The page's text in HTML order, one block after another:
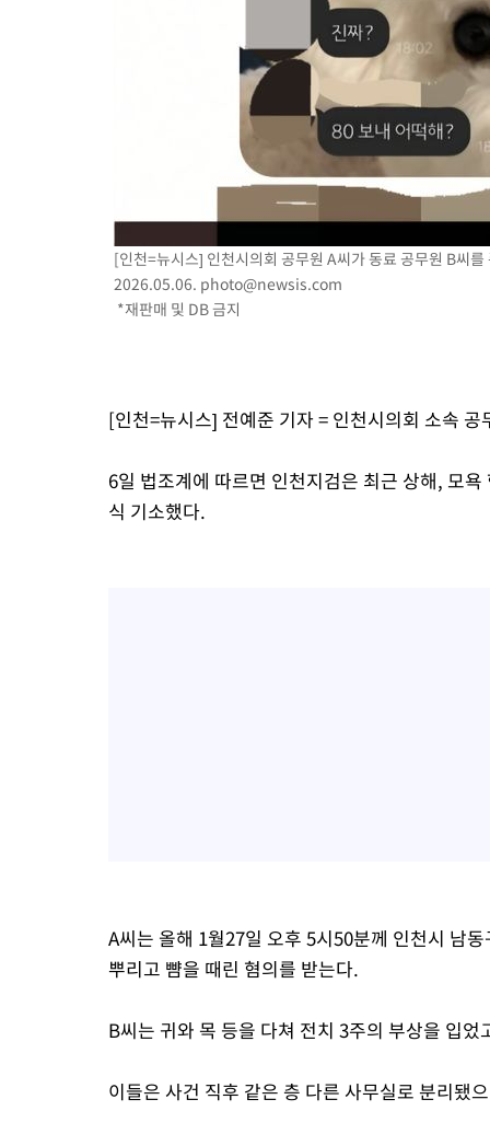
'최고 37도' 폭염 지속…강원동해안 최대 150㎜ 비
[속보]뉴욕증시 상승 마감…S&P 0.6% 나스닥 1.3%↑
[인천=뉴시스] 인천시의회 공무원 A씨가 동료 공무원 B씨
2026.05.06. photo@newsis.com
*재판매 및 DB 금지
[인천=뉴시스] 전예준 기자 = 인천시의회 소속
6일 법조계에 따르면 인천지검은 최근 상해, 모
식 기소했다.
A씨는 올해 1월27일 오후 5시50분께 인천시 남
뿌리고 뺨을 때린 혐의를 받는다.
B씨는 귀와 목 등을 다쳐 전치 3주의 부상을 입
이들은 사건 직후 같은 층 다른 사무실로 분리됐